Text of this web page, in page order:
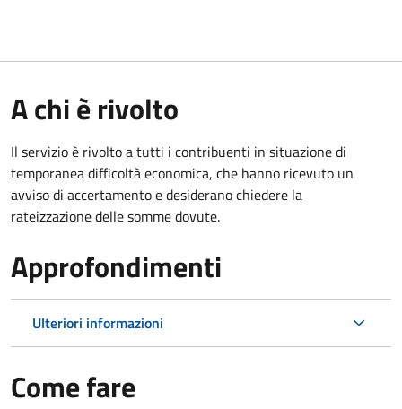
A chi è rivolto
Il servizio è rivolto a tutti i contribuenti in situazione di
temporanea difficoltà economica, che hanno ricevuto un
avviso di accertamento e desiderano chiedere la
rateizzazione delle somme dovute.
Approfondimenti
Ulteriori informazioni
Come fare